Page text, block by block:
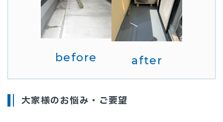
before after
大家様のお悩み・ご要望